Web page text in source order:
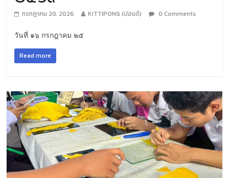
กรกฎาคม 20, 2026 KITTIPONG (ปอนด์) 0 Comments
วันที่ ๑๖ กรกฎาคม ๒๕
Read more